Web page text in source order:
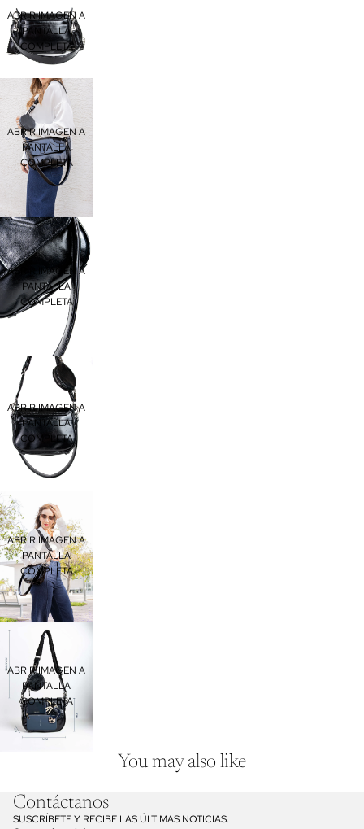
ABRIR IMAGEN A
PANTALLA
COMPLETA
ABRIR IMAGEN A
PANTALLA
COMPLETA
ABRIR IMAGEN A
PANTALLA
COMPLETA
ABRIR IMAGEN A
PANTALLA
COMPLETA
ABRIR IMAGEN A
PANTALLA
COMPLETA
ABRIR IMAGEN A
PANTALLA
COMPLETA
You may also like
Contáctanos
SUSCRÍBETE Y RECIBE LAS ÚLTIMAS NOTICIAS.
Política de privacidad